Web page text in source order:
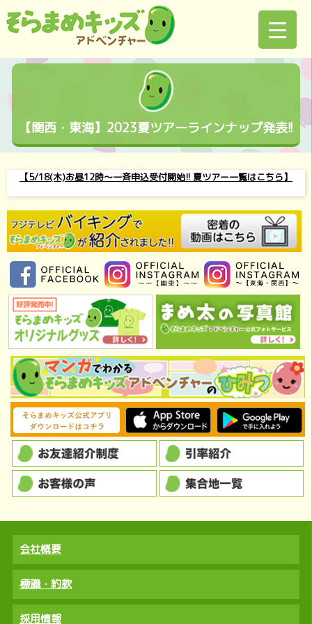
【関西・東海】2023夏ツアーラインナップ発表!!
【5/18(木)お昼12時～一斉申込受付開始!! 夏ツアー一覧はこちら】
会社概要
標識・約款
採用情報